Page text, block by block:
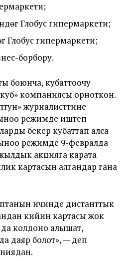
Глобус гипермаркети;
Глобус гипермаркети;
борбору.
боюнча, кубаттоочу
компаниясы орноткон.
журналисттине
режимде иштеп
бекер кубаттап алса
режимде 9-февралда
акцияга карата
картасын алгандар гана
ичинде дистанттык
кийин картасы жок
колдоно алышат,
даяр болот», — деп